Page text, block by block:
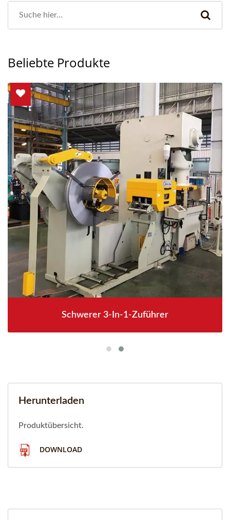
Beliebte Produkte
Schwerer 3-In-1-Zuführer
Herunterladen
Produktübersicht.
DOWNLOAD